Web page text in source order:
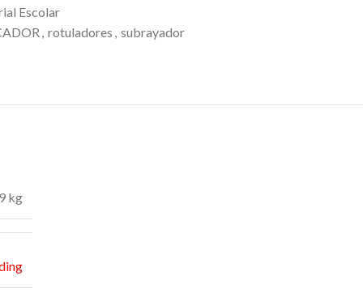
Escolar
rotuladores subrayador
kg